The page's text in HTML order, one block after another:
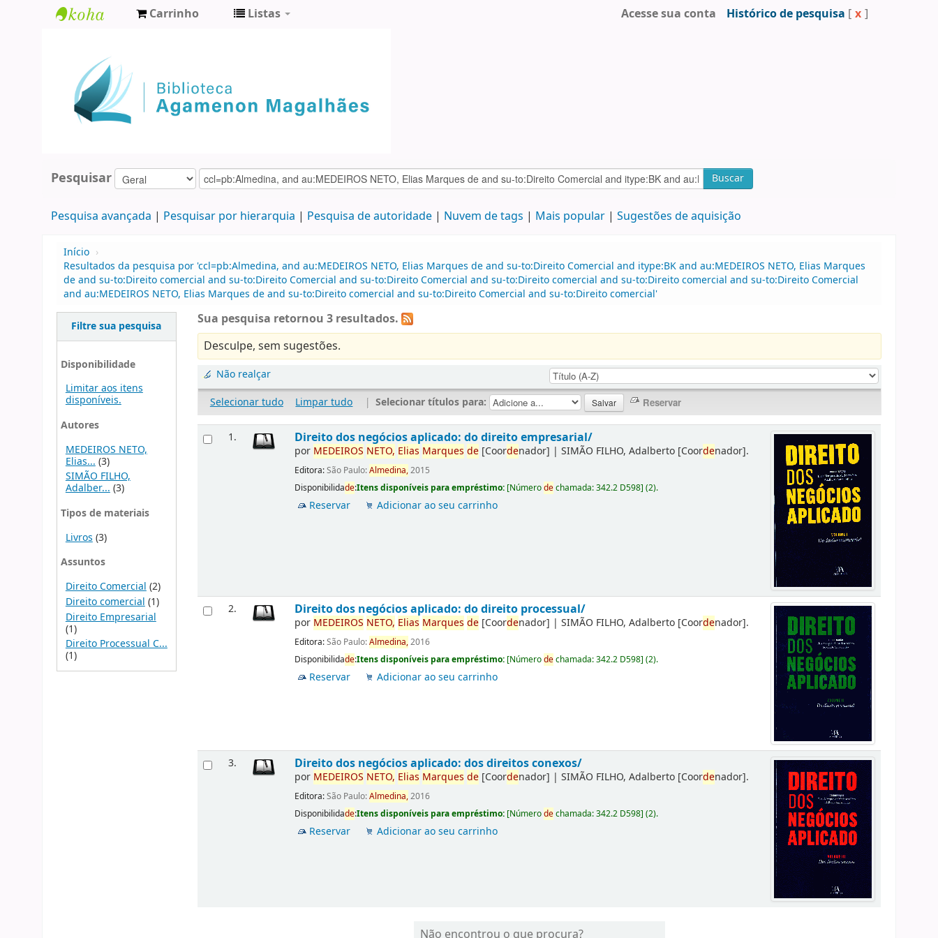
Agamenon
Magalhães
Carrinho Listas Acesse sua conta Histórico de pesquisa [ x ]
Pesquisar Buscar
Pesquisa avançada Pesquisar por hierarquia Pesquisa de autoridade Nuvem de tags Mais popular Sugestões de aquisição
Início ›
Resultados da pesquisa por 'ccl=pb:Almedina, and au:MEDEIROS NETO, Elias Marques de and su-to:Direito Comercial and itype:BK and au:MEDEIROS NETO, Elias Marques
de and su-to:Direito comercial and su-to:Direito Comercial and su-to:Direito Comercial and su-to:Direito comercial and su-to:Direito comercial and su-to:Direito Comercial
and au:MEDEIROS NETO, Elias Marques de and su-to:Direito comercial and su-to:Direito Comercial and su-to:Direito comercial'
Filtre sua pesquisa
Disponibilidade
Limitar aos itens
disponíveis.
Autores
MEDEIROS NETO,
Elias... (3)
SIMÃO FILHO,
Adalber...(3)
Tipos de materiais
Livros (3)
Assuntos
Direito Comercial (2)
Direito comercial (1)
Direito Empresarial
(1)
Direito Processual C...
(1)
Sua pesquisa retornou 3 resultados.
Desculpe, sem sugestões.
Não realçar
Selecionar tudo
Limpar tudo | Selecionar títulos para:
1. Direito dos negócios aplicado: do direito empresarial/
por MEDEIROS NETO, Elias Marques de [Coordenador] |SIMÃO FILHO, Adalberto [Coordenador].
Editora:São Paulo:Almedina,2015
Disponibilidade:Itens disponíveis para empréstimo: [Númerodechamada:342.2 D598](2).
Reservar Adicionar ao seu carrinho
2. Direito dos negócios aplicado: do direito processual/
por MEDEIROS NETO, Elias Marques de [Coordenador] |SIMÃO FILHO, Adalberto [Coordenador].
Editora:São Paulo:Almedina,2016
Disponibilidade:Itens disponíveis para empréstimo: [Númerodechamada:342.2 D598](2).
Reservar Adicionar ao seu carrinho
3. Direito dos negócios aplicado: dos direitos conexos/
por MEDEIROS NETO, Elias Marques de [Coordenador] |SIMÃO FILHO, Adalberto [Coordenador].
Editora:São Paulo:Almedina,2016
Disponibilidade:Itens disponíveis para empréstimo: [Númerodechamada:342.2 D598](2).
Reservar Adicionar ao seu carrinho